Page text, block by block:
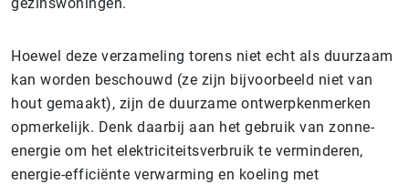
Hoewel deze verzameling torens niet echt als duurzaam
kan worden beschouwd (ze zijn bijvoorbeeld niet van
hout gemaakt), zijn de duurzame ontwerpkenmerken
opmerkelijk. Denk daarbij aan het gebruik van zonne-
energie om het elektriciteitsverbruik te verminderen,
energie-efficiënte verwarming en koeling met